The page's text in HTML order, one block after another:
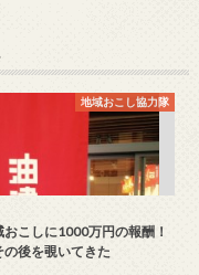
地域おこし協力隊
おこしに1000万円の報酬！
の後を覗いてきた